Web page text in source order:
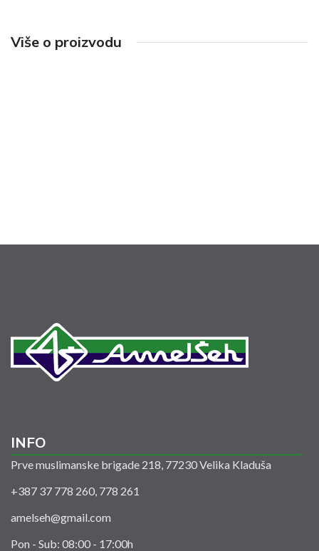
Više o proizvodu
INFO
Prve muslimanske brigade 218, 77230 Velika Kladuša
+387 37 778 260, 778 261
amelseh@gmail.com
Pon - Sub: 08:00 - 17:00h